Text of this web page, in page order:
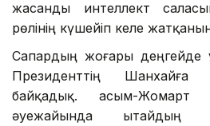
Цзиньпиннен кейін сөз
жасанды интеллект
рөлінің күшейіп келе
Сапардың жоғары деңгейде
Президенттің Шанхайға
байқадық. Қасым-